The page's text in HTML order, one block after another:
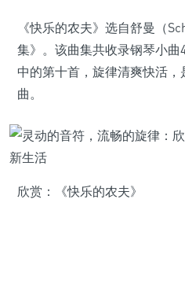
《快乐的农夫》选自舒曼（
集》。该曲集共收录钢琴小
中的第十首，旋律清爽快活
曲。
欣赏：《快乐的农夫》